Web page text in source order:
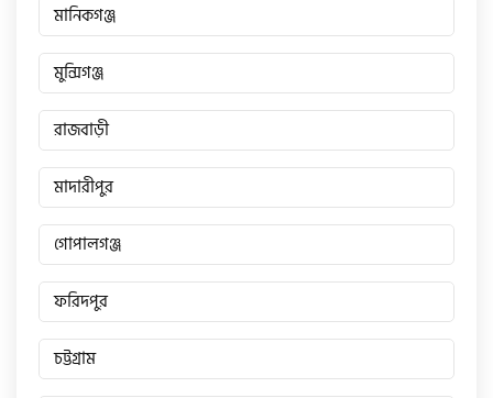
মানিকগঞ্জ
মুন্সিগঞ্জ
রাজবাড়ী
মাদারীপুর
গোপালগঞ্জ
ফরিদপুর
চট্টগ্রাম